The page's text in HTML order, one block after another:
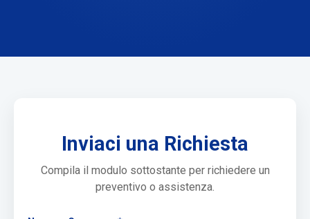
Inviaci una Richiesta
Compila il modulo sottostante per richiedere un
preventivo o assistenza.